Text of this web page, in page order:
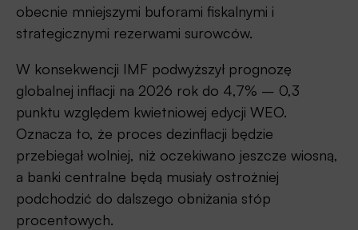
obecnie mniejszymi buforami fiskalnymi i
strategicznymi rezerwami surowców.
W konsekwencji IMF podwyższył prognozę
globalnej inflacji na 2026 rok do 4,7% – 0,3
punktu względem kwietniowej edycji WEO.
Oznacza to, że proces dezinflacji będzie
przebiegał wolniej, niż oczekiwano jeszcze wiosną,
a banki centralne będą musiały ostrożniej
podchodzić do dalszego obniżania stóp
procentowych.